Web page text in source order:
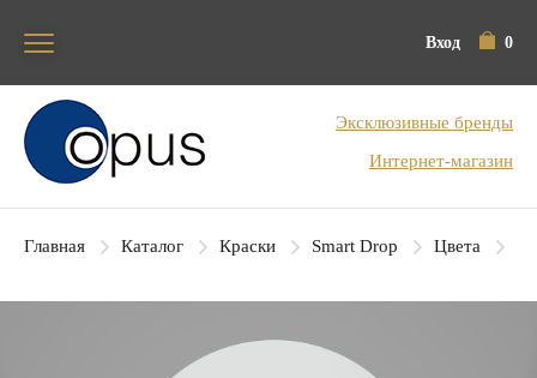
Вход 0
Блок поиска
Эксклюзивные бренды
Интернет-магазин
Главная Каталог Краски Smart Drop Цвета